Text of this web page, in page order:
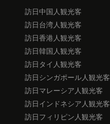
訪日中国人観光客
訪日台湾人観光客
訪日香港人観光客
訪日韓国人観光客
訪日タイ人観光客
訪日シンガポール人観光客
訪日マレーシア人観光客
訪日インドネシア人観光客
訪日フィリピン人観光客